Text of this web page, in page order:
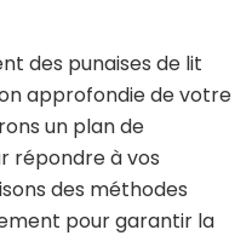
des punaises de lit
approfondie de votre
un plan de
répondre à vos
des méthodes
pour garantir la